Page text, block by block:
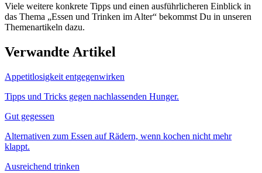
Viele weitere konkrete Tipps und einen ausführlicheren Einblick in
das Thema „Essen und Trinken im Alter“ bekommst Du in unseren
Themenartikeln dazu.
Verwandte Artikel
Appetitlosigkeit entgegenwirken
Tipps und Tricks gegen nachlassenden Hunger.
Gut gegessen
Alternativen zum Essen auf Rädern, wenn kochen nicht mehr
klappt.
Ausreichend trinken